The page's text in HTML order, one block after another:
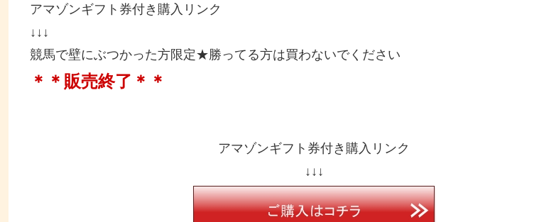
アマゾンギフト券付き購入リンク
↓↓↓
競馬で壁にぶつかった方限定★勝ってる方は買わないでください
＊＊販売終了＊＊
アマゾンギフト券付き購入リンク
↓↓↓